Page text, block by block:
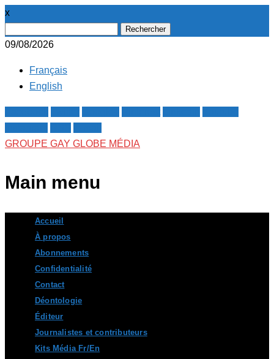
x
09/08/2026
Français
English
GROUPE GAY GLOBE MÉDIA
Main menu
content
Accueil
À propos
Abonnements
Confidentialité
Contact
Déontologie
Éditeur
Journalistes et contributeurs
Kits Média Fr/En